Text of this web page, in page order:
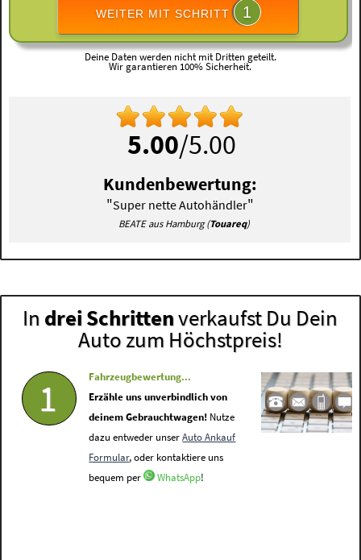
WEITER MIT SCHRITT 1
Deine Daten werden nicht mit Dritten geteilt.
Wir garantieren 100% Sicherheit.
5.00/5.00
Kundenbewertung:
"Super nette Autohändler"
BEATE aus Hamburg (Touareq)
In drei Schrittenverkaufst Du Dein
Auto zum Höchstpreis!
1
Fahrzeugbewertung...
Erzähle uns unverbindlich von
deinem Gebrauchtwagen! Nutze
dazu entweder unserAuto Ankauf
Formular, oder kontaktiere uns
bequem per
WhatsApp!